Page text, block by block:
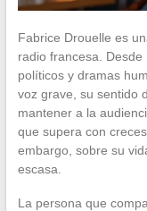
Fabrice Drouelle es
radio francesa.
políticos y dramas
voz grave, su sentido
mantener a la
que supera con
embargo, sobre su
escasa.
La persona que